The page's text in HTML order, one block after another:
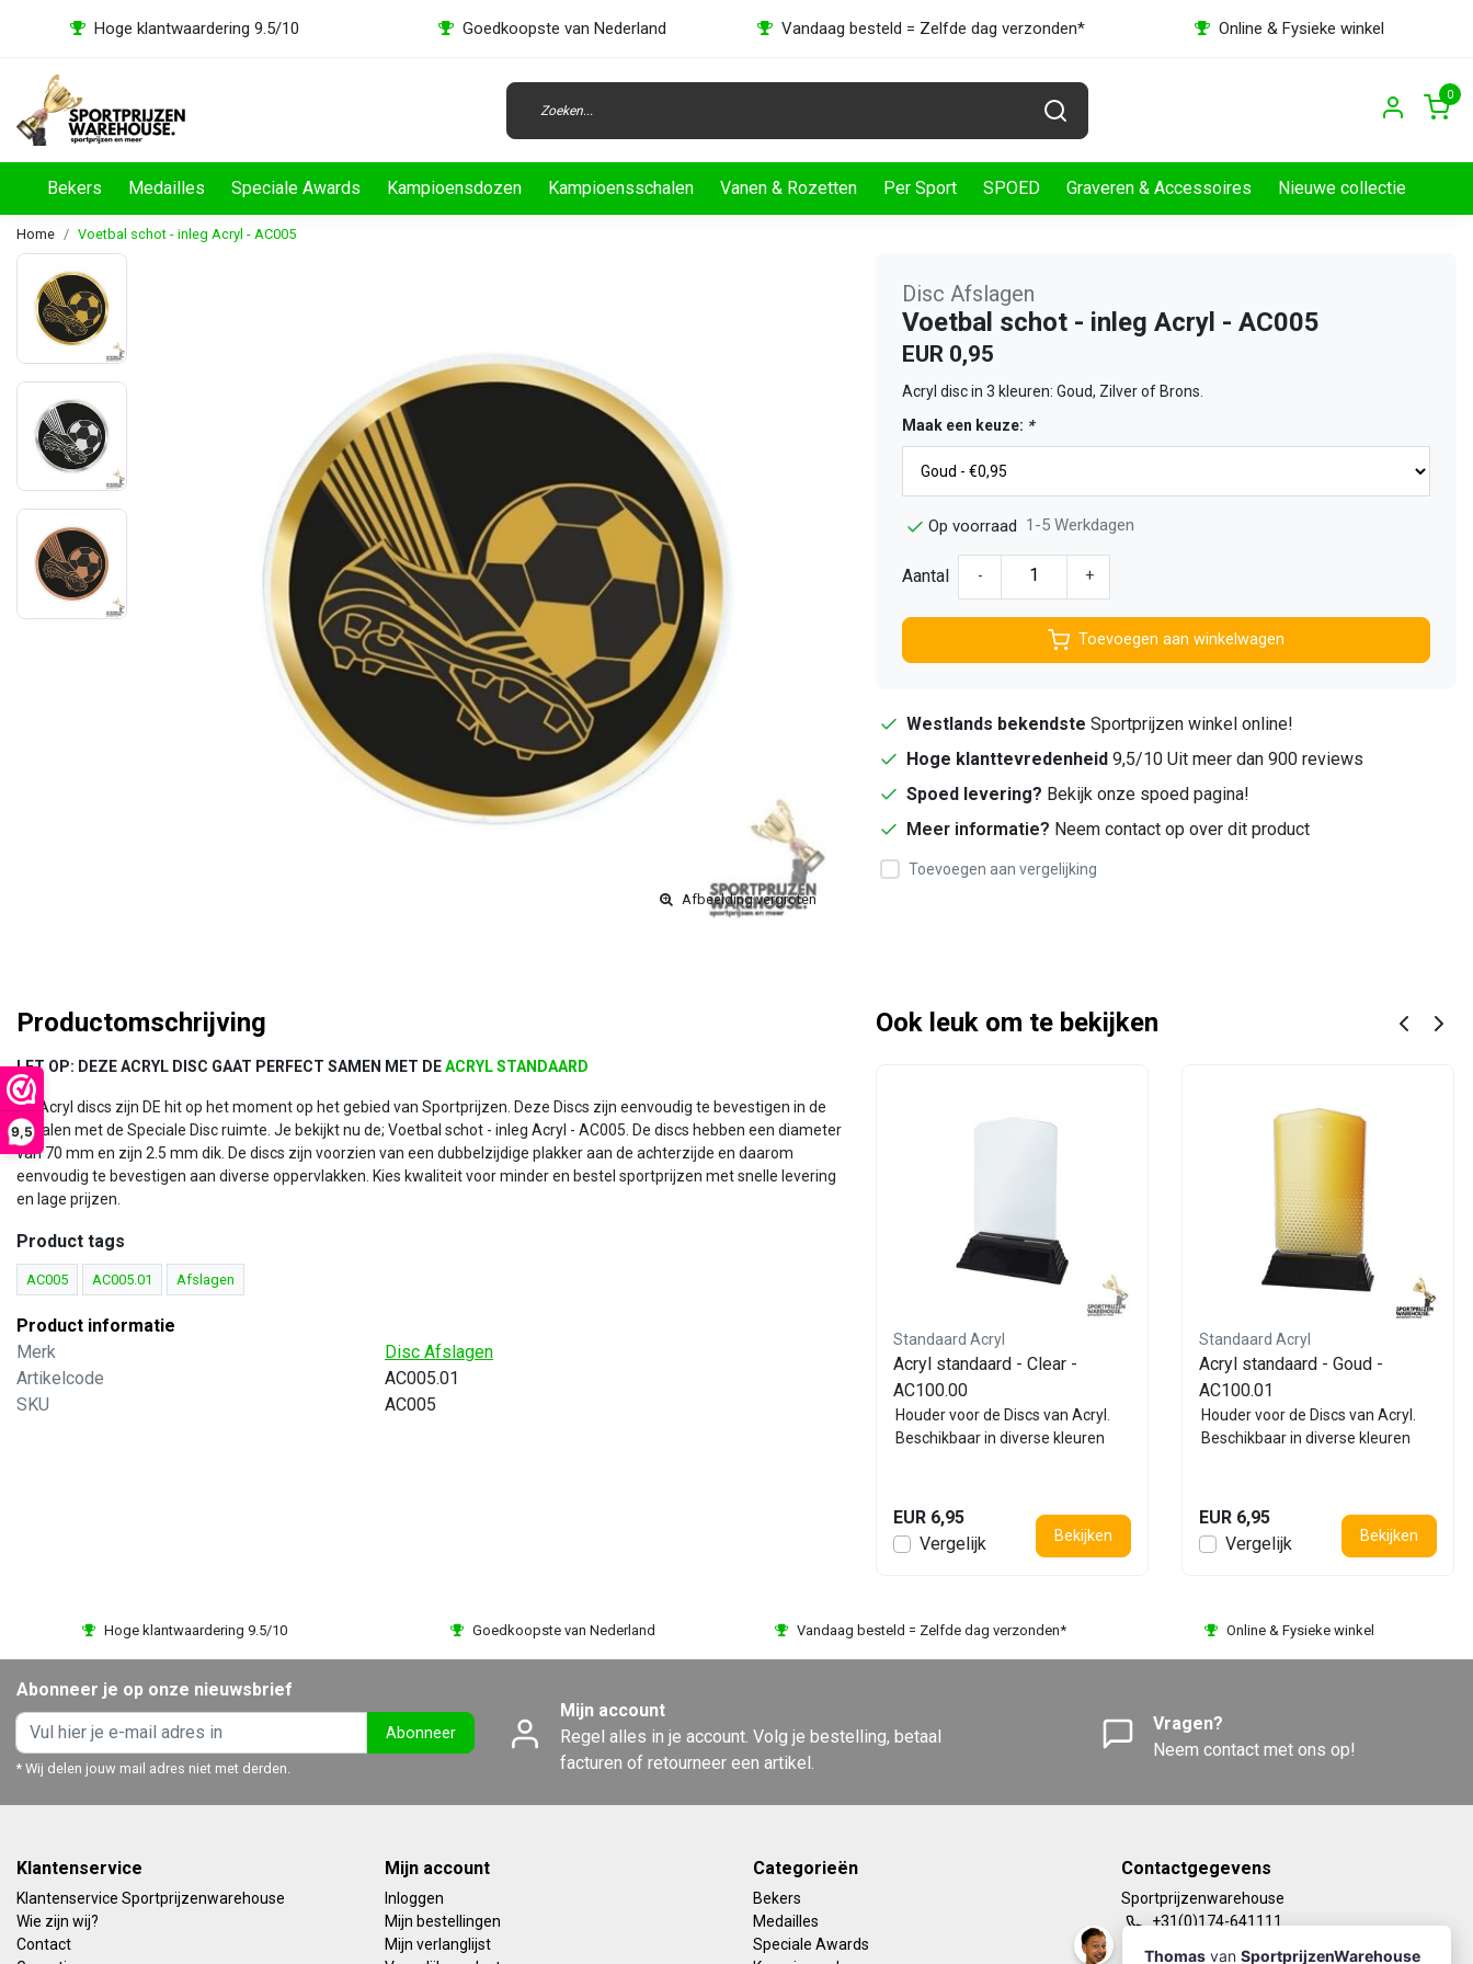
9,5
Hoge klantwaardering 9.5/10 Goedkoopste van Nederland Vandaag besteld = Zelfde dag verzonden* Online & Fysieke winkel
0
Bekers Medailles Speciale Awards Kampioensdozen Kampioensschalen Vanen & Rozetten Per Sport SPOED Graveren & Accessoires Nieuwe collectie
Home Voetbal schot - inleg Acryl - AC005
Afbeelding vergroten
Disc Afslagen
Voetbal schot - inleg Acryl - AC005
EUR 0,95
Acryl disc in 3 kleuren: Goud, Zilver of Brons.
Maak een keuze: *
Op voorraad 1-5 Werkdagen
Aantal - +
Toevoegen aan winkelwagen
Westlands bekendste Sportprijzen winkel online!
Hoge klanttevredenheid 9,5/10 Uit meer dan 900 reviews
Spoed levering? Bekijk onze spoed pagina!
Meer informatie? Neem contact op over dit product
Toevoegen aan vergelijking
Productomschrijving
LET OP: DEZE ACRYL DISC GAAT PERFECT SAMEN MET DEACRYL STANDAARD
De Acryl discs zijn DE hit op het moment op het gebied van Sportprijzen. Deze Discs zijn eenvoudig te bevestigen in de
bokalen met de Speciale Disc ruimte. Je bekijkt nu de; Voetbal schot - inleg Acryl - AC005. De discs hebben een diameter
van 70 mm en zijn 2.5 mm dik. De discs zijn voorzien van een dubbelzijdige plakker aan de achterzijde en daarom
eenvoudig te bevestigen aan diverse oppervlakken. Kies kwaliteit voor minder en bestel sportprijzen met snelle levering
en lage prijzen.
Product tags
AC005 AC005.01 Afslagen
Product informatie
Merk
Disc Afslagen
Artikelcode
AC005.01
SKU
AC005
Ook leuk om te bekijken
standaard - Brons -
voor de Discs van Acryl.
Acryl standaard - Zwart/Goud -
Houder voor de Discs van Acryl.
Standaard Acryl
Acryl standaard - Clear -
AC100.00
Houder voor de Discs van Acryl.
Beschikbaar in diverse kleuren
EUR 6,95
Vergelijk
Bekijken
Standaard Acryl
Acryl standaard - Goud -
AC100.01
Houder voor de Discs van Acryl.
Beschikbaar in diverse kleuren
EUR 6,95
Vergelijk
Bekijken
Hoge klantwaardering 9.5/10 Goedkoopste van Nederland Vandaag besteld = Zelfde dag verzonden* Online & Fysieke winkel
Abonneer je op onze nieuwsbrief
Abonneer
* Wij delen jouw mail adres niet met derden.
Mijn account
Regel alles in je account. Volg je bestelling, betaal
facturen of retourneer een artikel.
Vragen?
Neem contact met ons op!
Klantenservice
Klantenservice Sportprijzenwarehouse
Wie zijn wij?
Contact
Mijn account
Inloggen
Mijn bestellingen
Mijn verlanglijst
Categorieën
Bekers
Medailles
Speciale Awards
Contactgegevens
Sportprijzenwarehouse
+31(0)174-641111
info@sportprijzenwarehouse.nl